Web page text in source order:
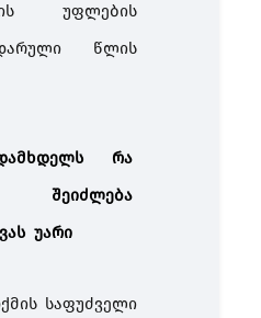
უფლების
წლის
რა
შეიძლება
უარი
საფუძველი